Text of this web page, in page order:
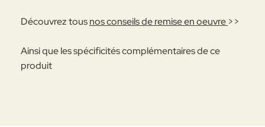
Découvrez tousnos conseils de remise en oeuvre >>
Ainsi que les spécificités complémentaires de ce
produit